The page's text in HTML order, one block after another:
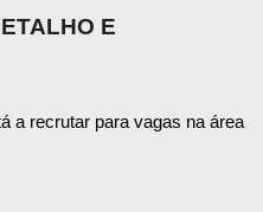
E
a recrutar para vagas na área